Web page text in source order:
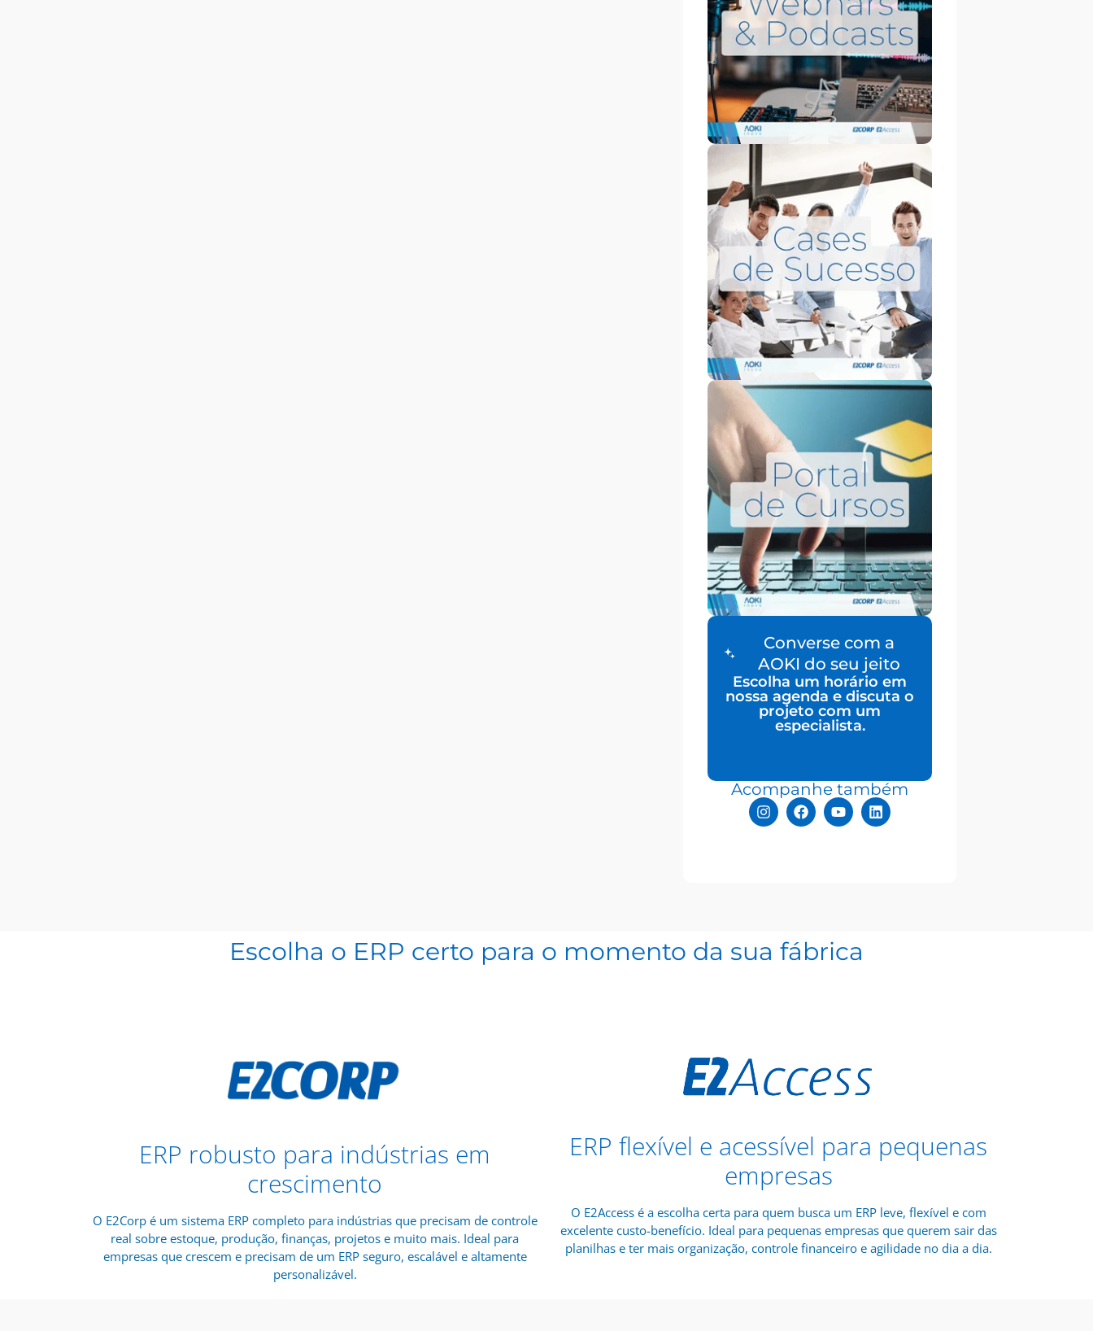
Converse com a
AOKI do seu jeito
Escolha um horário em
nossa agenda e discuta o
projeto com um
especialista.
Acompanhe também
Escolha o ERP certo para o momento da sua fábrica
ERP robusto para indústrias em
crescimento
O E2Corp é um sistema ERP completo para indústrias que precisam de controle
real sobre estoque, produção, finanças, projetos e muito mais. Ideal para
empresas que crescem e precisam de um ERP seguro, escalável e altamente
personalizável.
ERP flexível e acessível para pequenas
empresas
O E2Access é a escolha certa para quem busca um ERP leve, flexível e com
excelente custo-benefício. Ideal para pequenas empresas que querem sair das
planilhas e ter mais organização, controle financeiro e agilidade no dia a dia.